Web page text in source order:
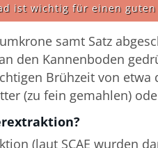
ist wichtig für einen guten
samt Satz
den Kannenboden
Brühzeit von
(zu fein gemahlen)
(laut SCAE wurden